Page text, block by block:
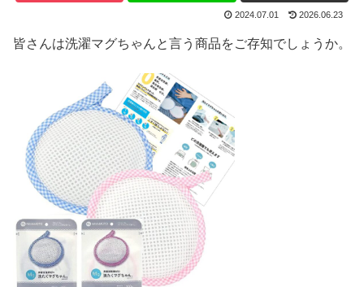
2024.07.01 2026.06.23
皆さんは洗濯マグちゃんと言う商品をご存知でしょうか。